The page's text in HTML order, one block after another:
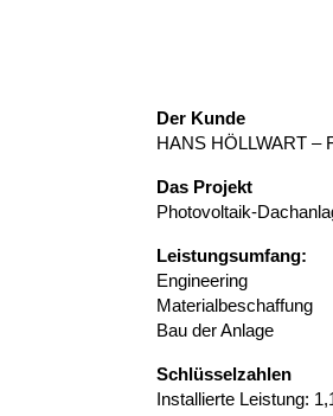
Der Kunde
HANS HÖLLWART –
Das Projekt
Photovoltaik-
Leistungsumfang:
Engineering
Materialbeschaffung
Bau der Anlage
Schlüsselzahlen
Installierte Leistung: